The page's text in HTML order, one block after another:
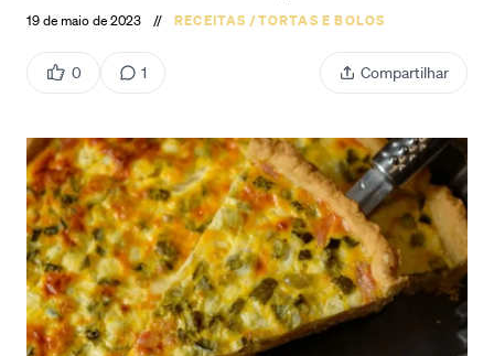
19 de maio de 2023 // RECEITAS /TORTAS E BOLOS
0 1 Compartilhar